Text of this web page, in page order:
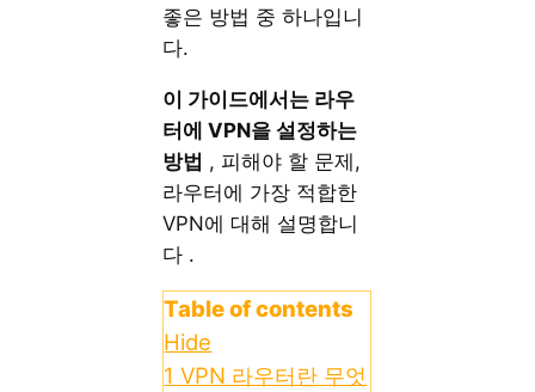
좋은 방법 중 하나입니
다.
이 가이드에서는 라우
터에 VPN을 설정하는
방법 , 피해야 할 문제,
라우터에 가장 적합한
VPN에 대해 설명합니
다 .
Table of contents
Hide
1 VPN 라우터란 무엇